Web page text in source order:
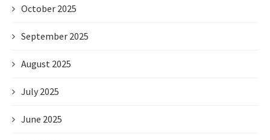
October 2025
September 2025
August 2025
July 2025
June 2025